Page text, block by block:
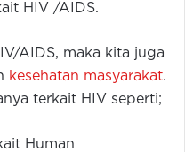
HIV /AIDS.
AIDS, maka kita juga
kesehatan masyarakat.
terkait HIV seperti;
Human